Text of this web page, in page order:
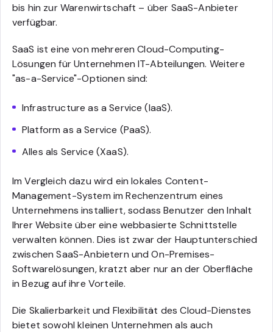
bis hin zur Warenwirtschaft – über SaaS-Anbieter
verfügbar.
SaaS ist eine von mehreren Cloud-Computing-
Lösungen für Unternehmen IT-Abteilungen. Weitere
"as-a-Service"-Optionen sind:
Infrastructure as a Service (IaaS).
Platform as a Service (PaaS).
Alles als Service (XaaS).
Im Vergleich dazu wird ein lokales Content-
Management-System im Rechenzentrum eines
Unternehmens installiert, sodass Benutzer den Inhalt
Ihrer Website über eine webbasierte Schnittstelle
verwalten können. Dies ist zwar der Hauptunterschied
zwischen SaaS-Anbietern und On-Premises-
Softwarelösungen, kratzt aber nur an der Oberfläche
in Bezug auf ihre Vorteile.
Die Skalierbarkeit und Flexibilität des Cloud-Dienstes
bietet sowohl kleinen Unternehmen als auch